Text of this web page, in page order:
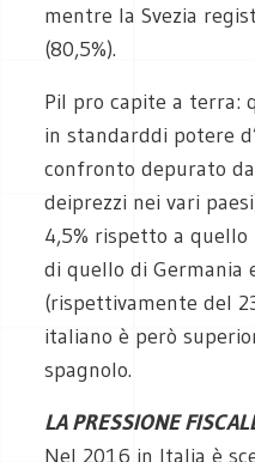
mentre la Svezia
(80,5%).
Pil pro capite a terra:
in standarddi potere
confronto depurato
deiprezzi nei vari
4,5% rispetto a quello
di quello di Germania
(rispettivamente del
italiano è però
spagnolo.
LA PRESSIONE
Nel 2016 in Italia è